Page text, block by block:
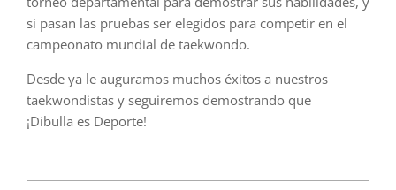
si pasan las pruebas ser elegidos para competir en el
campeonato mundial de taekwondo.
Desde ya le auguramos muchos éxitos a nuestros
taekwondistas y seguiremos demostrando que
¡Dibulla es Deporte!